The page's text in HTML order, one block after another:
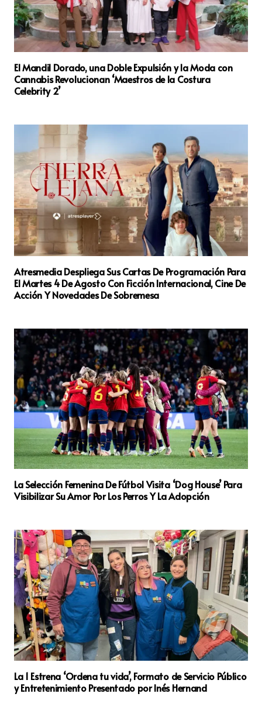
El Mandil Dorado, una Doble Expulsión y la Moda con
Cannabis Revolucionan ‘Maestros de la Costura
Celebrity 2’
Atresmedia Despliega Sus Cartas De Programación Para
El Martes 4 De Agosto Con Ficción Internacional, Cine De
Acción Y Novedades De Sobremesa
La Selección Femenina De Fútbol Visita ‘Dog House’ Para
Visibilizar Su Amor Por Los Perros Y La Adopción
La 1 Estrena ‘Ordena tu vida’, Formato de Servicio Público
y Entretenimiento Presentado por Inés Hernand